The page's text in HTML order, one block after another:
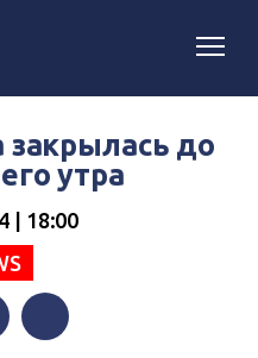
закрылась до
утра
| 18:00